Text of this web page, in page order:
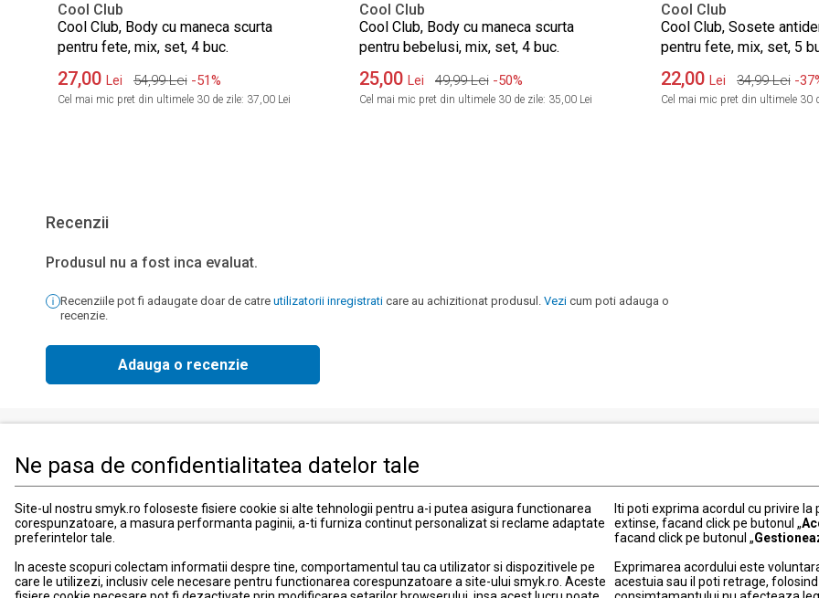
Ne pasa de confidentialitatea datelor tale
Site-ul nostru smyk.ro foloseste fisiere cookie si alte tehnologii pentru a-i putea asigura functionarea
corespunzatoare, a masura performanta paginii, a-ti furniza continut personalizat si reclame adaptate
preferintelor tale.
In aceste scopuri colectam informatii despre tine, comportamentul tau ca utilizator si dispozitivele pe
care le utilizezi, inclusiv cele necesare pentru functionarea corespunzatoare a site-ului smyk.ro. Aceste
Iti poti exprima acordul cu privire
extinse, facand click pe butonul „
facand click pe butonul „
Exprimarea acordului este
acestuia sau il poti retrage,
Cool Club
Cool Club, Body cu maneca scurta
pentru fete, mix, set, 4 buc.
27,00 Lei 54,99 Lei -51%
Cel mai mic pret din ultimele 30 de zile: 37,00 Lei
Cool Club
Cool Club, Body cu maneca scurta
pentru bebelusi, mix, set, 4 buc.
25,00 Lei 49,99 Lei -50%
Cel mai mic pret din ultimele 30 de zile: 35,00 Lei
Cool Club
Cool Club, Sosete
pentru fete, mix, set, 5
22,00 Lei 34,99 Lei -
Cel mai mic pret din ultimele 30
Recenzii
Produsul nu a fost inca evaluat.
Recenziile pot fi adaugate doar de catre utilizatorii inregistrati care au achizitionat produsul. Vezi cum poti adauga o
recenzie.
Adauga o recenzie
Produse
Imbracaminte, incaltaminte si accesorii
Mama si copilul
Jucarii si jocuri
Promotii
Blog smyk.com
Informatii clienti
Contact
Informatii actuale
Card de fidelitate
Card Cadou
Politica de Confidentialitate
Termeni si conditii
Politica cookies
Modifica setarile de
Informatii garantie